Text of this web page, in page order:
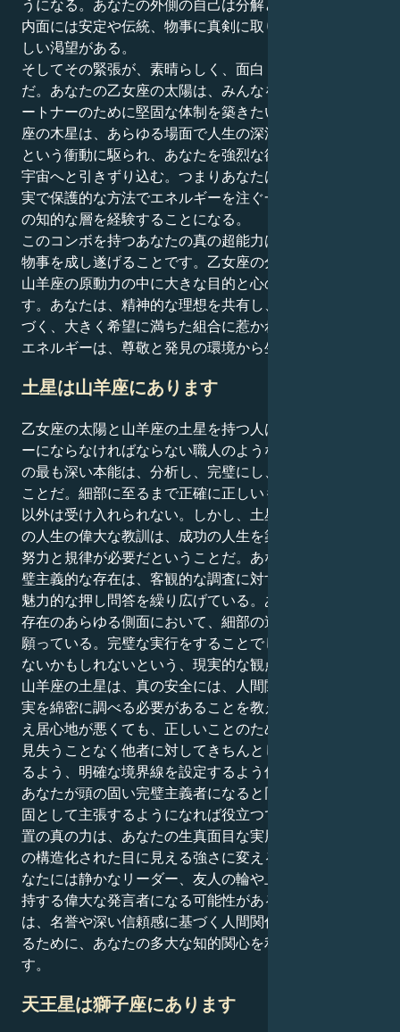
うになる。あなたの外側の自己は分解と洗練を好むが、
内面には安定や伝統、物事に真剣に取り組むことへの激
しい渇望がある。
そしてその緊張が、素晴らしく、面白く、引っ張るの
だ。あなたの乙女座の太陽は、みんなを助けたいし、パ
ートナーのために堅固な体制を築きたい。しかし、山羊
座の木星は、あらゆる場面で人生の深淵を掘り下げたい
という衝動に駆られ、あなたを強烈な欲望と高い目標の
宇宙へと引きずり込む。つまりあなたは、愚かなほど忠
実で保護的な方法でエネルギーを注ぐ一方で、人間関係
の知的な層を経験することになる。
このコンボを持つあなたの真の超能力は、本能に従って
物事を成し遂げることです。乙女座の分析的な性質は、
山羊座の原動力の中に大きな目的と心の構造を見出しま
す。あなたは、精神的な理想を共有し、激しい献身に基
づく、大きく希望に満ちた組合に惹かれます。あなたの
エネルギーは、尊敬と発見の環境から生まれます。
土星は山羊座にあります
乙女座の太陽と山羊座の土星を持つ人は、企業のリーダ
ーにならなければならない職人のようなものだ。あなた
の最も深い本能は、分析し、完璧にし、秩序を作り出す
ことだ。細部に至るまで正確に正しいものはなく、それ
以外は受け入れられない。しかし、土星が伝えるあなた
の人生の偉大な教訓は、成功の人生を築き上げるには、
努力と規律が必要だということだ。あなたの几帳面で完
璧主義的な存在は、客観的な調査に対する深い欲求と、
魅力的な押し問答を繰り広げている。あなたの太陽は、
存在のあらゆる側面において、細部の達人でありたいと
願っている。完璧な実行をすることでしか勝利を得られ
ないかもしれないという、現実的な観点から。しかし、
山羊座の土星は、真の安全には、人間関係に隠された真
実を綿密に調べる必要があることを教えてくれる。たと
え居心地が悪くても、正しいことのために戦い、自分を
見失うことなく他者に対してきちんとした態度でいられ
るよう、明確な境界線を設定するよう促しているのだ。
あなたが頭の固い完璧主義者になると同時に、正義を断
固として主張するようになれば役立つでしょう。この配
置の真の力は、あなたの生真面目な実用性を、善のため
の構造化された目に見える強さに変えることにある。あ
なたには静かなリーダー、友人の輪や上層部の平和を維
持する偉大な発言者になる可能性がある。あなたの使命
は、名誉や深い信頼感に基づく人間関係や社会を創造す
るために、あなたの多大な知的関心を利用することで
す。
天王星は獅子座にあります